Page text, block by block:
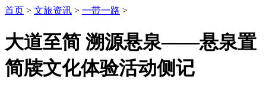
首页 > 文旅资讯 > 一带一路 >
大道至简 溯源悬泉——悬泉置
简牍文化体验活动侧记